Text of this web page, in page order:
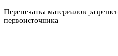
Перепечатка материалов
первоисточника